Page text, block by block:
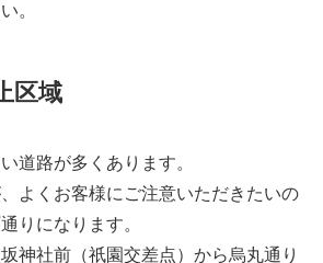
。
区域
道路が多くあります。
よくお客様にご注意いただきたいの
りになります。
神社前（祇園交差点）から烏丸通り